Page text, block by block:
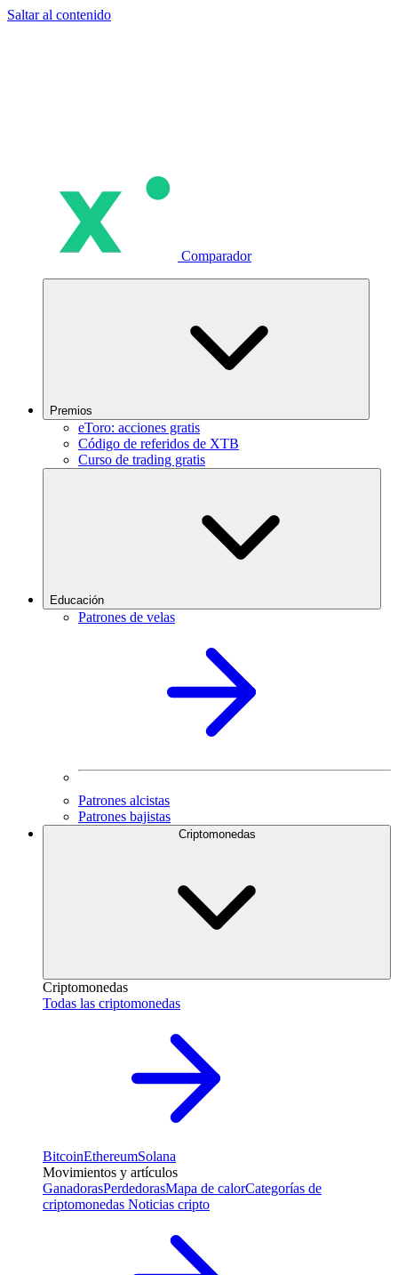
Saltar al contenido
Comparador
Premios
eToro: acciones gratis
Código de referidos de XTB
Curso de trading gratis
Educación
Patrones de velas
Patrones alcistas
Patrones bajistas
Criptomonedas
Todas las criptomonedas
BitcoinEthereumSolana
Movimientos y artículos
GanadorasPerdedorasMapa de calorCategorías de
criptomonedas Noticias cripto